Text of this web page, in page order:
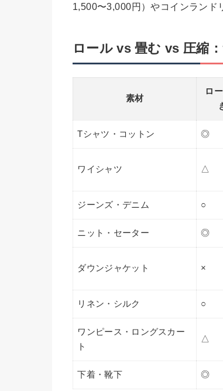
1,500〜3,000円）やコインランド
ロール vs 畳む vs 圧縮
素材
ロ
Tシャツ・コットン ◎
ワイシャツ △
ジーンズ・デニム ○
ニット・セーター ◎
ダウンジャケット ×
リネン・シルク ○
ワンピース・ロングスカー
ト
△
下着・靴下 ◎